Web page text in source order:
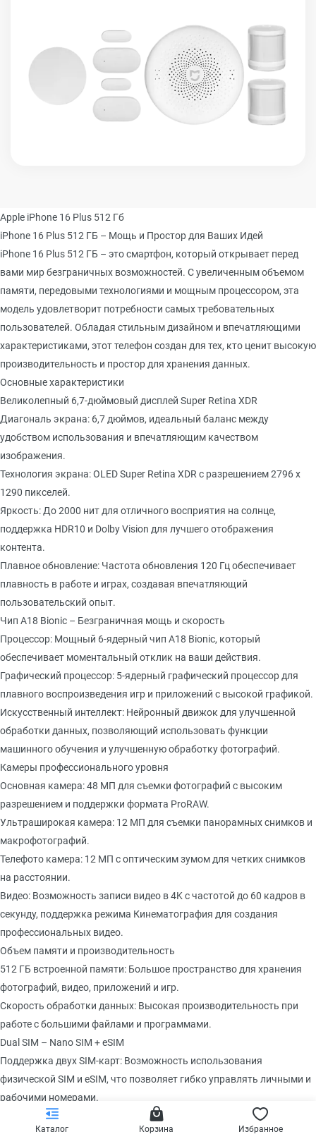
Каталог Корзина Избранное
Apple iPhone 16 Plus 512 Гб
iPhone 16 Plus 512 ГБ – Мощь и Простор для Ваших Идей
iPhone 16 Plus 512 ГБ – это смартфон, который открывает перед
вами мир безграничных возможностей. С увеличенным объемом
памяти, передовыми технологиями и мощным процессором, эта
модель удовлетворит потребности самых требовательных
пользователей. Обладая стильным дизайном и впечатляющими
характеристиками, этот телефон создан для тех, кто ценит высокую
производительность и простор для хранения данных.
Основные характеристики
Великолепный 6,7-дюймовый дисплей Super Retina XDR
Диагональ экрана: 6,7 дюймов, идеальный баланс между
удобством использования и впечатляющим качеством
изображения.
Технология экрана: OLED Super Retina XDR с разрешением 2796 x
1290 пикселей.
Яркость: До 2000 нит для отличного восприятия на солнце,
поддержка HDR10 и Dolby Vision для лучшего отображения
контента.
Плавное обновление: Частота обновления 120 Гц обеспечивает
плавность в работе и играх, создавая впечатляющий
пользовательский опыт.
Чип A18 Bionic – Безграничная мощь и скорость
Процессор: Мощный 6-ядерный чип A18 Bionic, который
обеспечивает моментальный отклик на ваши действия.
Графический процессор: 5-ядерный графический процессор для
плавного воспроизведения игр и приложений с высокой графикой.
Искусственный интеллект: Нейронный движок для улучшенной
обработки данных, позволяющий использовать функции
машинного обучения и улучшенную обработку фотографий.
Камеры профессионального уровня
Основная камера: 48 МП для съемки фотографий с высоким
разрешением и поддержки формата ProRAW.
Ультраширокая камера: 12 МП для съемки панорамных снимков и
макрофотографий.
Телефото камера: 12 МП с оптическим зумом для четких снимков
на расстоянии.
Видео: Возможность записи видео в 4K с частотой до 60 кадров в
секунду, поддержка режима Кинематография для создания
профессиональных видео.
Объем памяти и производительность
512 ГБ встроенной памяти: Большое пространство для хранения
фотографий, видео, приложений и игр.
Скорость обработки данных: Высокая производительность при
работе с большими файлами и программами.
Dual SIM – Nano SIM + eSIM
Поддержка двух SIM-карт: Возможность использования
физической SIM и eSIM, что позволяет гибко управлять личными и
рабочими номерами.
Автономность и зарядка
Аккумулятор: До 30 часов воспроизведения видео, что делает